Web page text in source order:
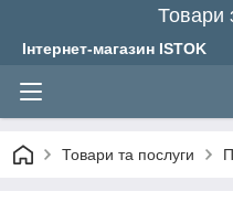
Товари
Інтернет-магазин ISTOK
Товари та послуги